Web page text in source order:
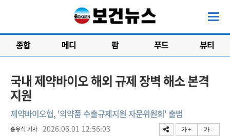
종합 메디 팜 푸드 뷰티
국내 제약바이오 해외 규제 장벽 해소 본격
지원
제약바이오협, '의약품 수출규제지원 자문위원회' 출범
홍유식 기자 2026.06.01 12:56:03 가 + 가 -